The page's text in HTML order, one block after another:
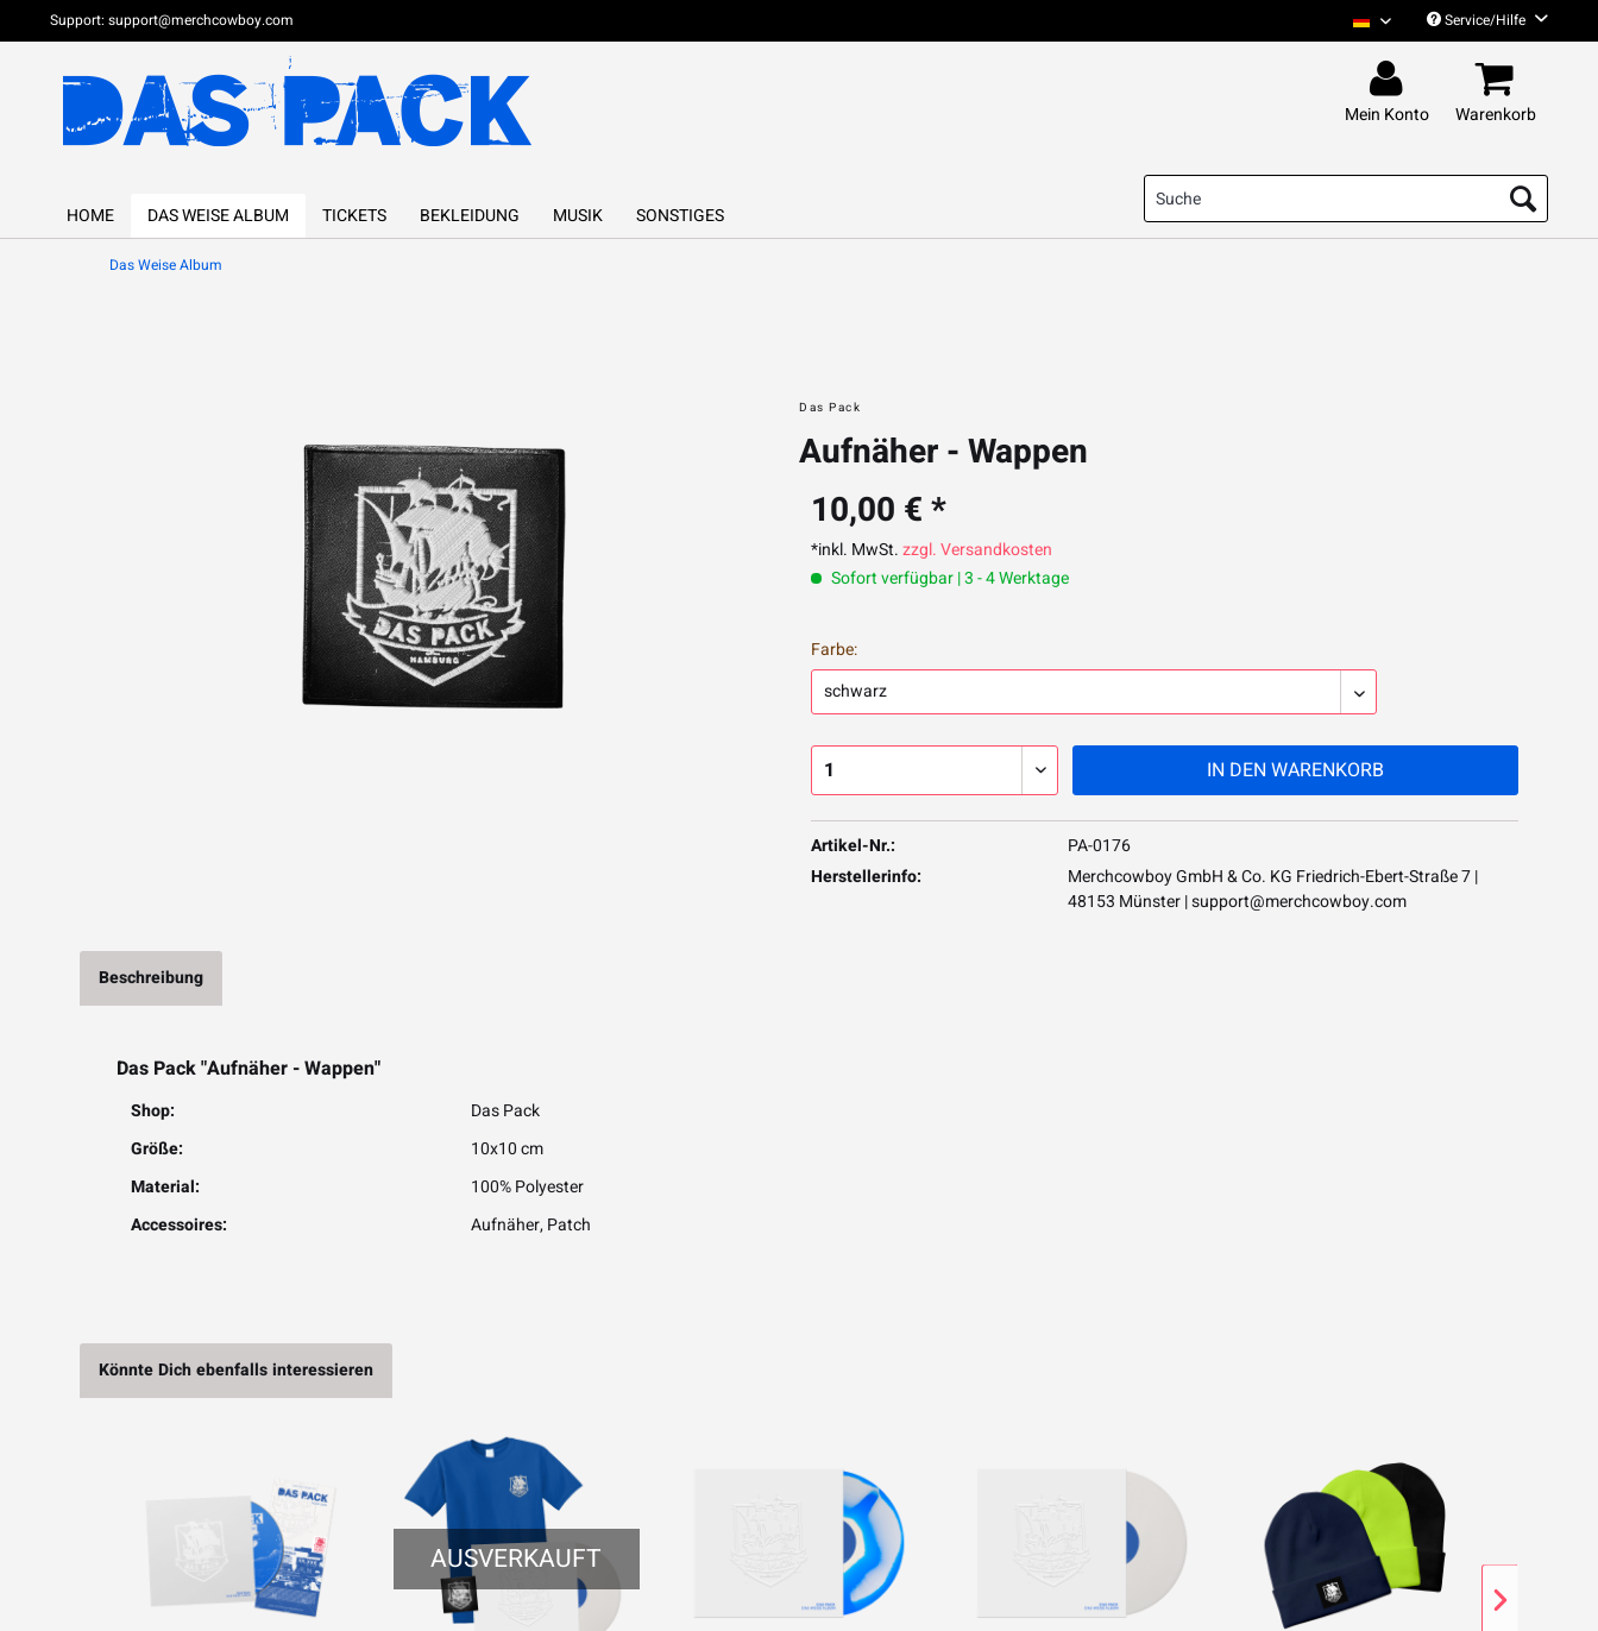
Support: support@merchcowboy.com Das Pack DeutschService/Hilfe
Mein Konto Warenkorb
HOME DAS WEISE ALBUM TICKETS BEKLEIDUNG MUSIK SONSTIGES
Das Weise Album
Das Pack
Aufnäher - Wappen
10,00 € *
*inkl. MwSt.zzgl. Versandkosten
Sofort verfügbar | 3 - 4 Werktage
Farbe:
IN DEN WARENKORB
Artikel-Nr.:
PA-0176
Herstellerinfo:
Merchcowboy GmbH & Co. KG Friedrich-Ebert-Straße 7 |
48153 Münster |support@merchcowboy.com
Beschreibung
Das Pack "Aufnäher - Wappen"
Shop:
Das Pack
Größe:
10x10 cm
Material:
100% Polyester
Accessoires:
Aufnäher, Patch
Könnte Dich ebenfalls interessieren
AUSVERKAUFT